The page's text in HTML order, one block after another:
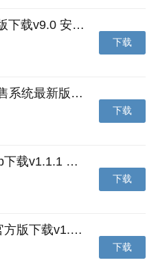
皓盘云建最新版下载v9.0 安卓版
下载
ris云客移动销售系统最新版下载v1.1.25 安卓手机版
下载
粤语翻译帮app下载v1.1.1 安卓版
下载
人生笔记app官方版下载v1.19.4 安卓版
下载